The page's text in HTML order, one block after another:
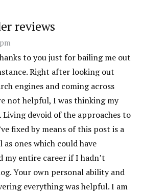
reviews
to you just for bailing me out
Right after looking out
engines and coming across
not helpful, I was thinking my
Living devoid of the approaches to
fixed by means of this post is a
as ones which could have
my entire career if I hadn’t
Your own personal ability and
everything was helpful. I am